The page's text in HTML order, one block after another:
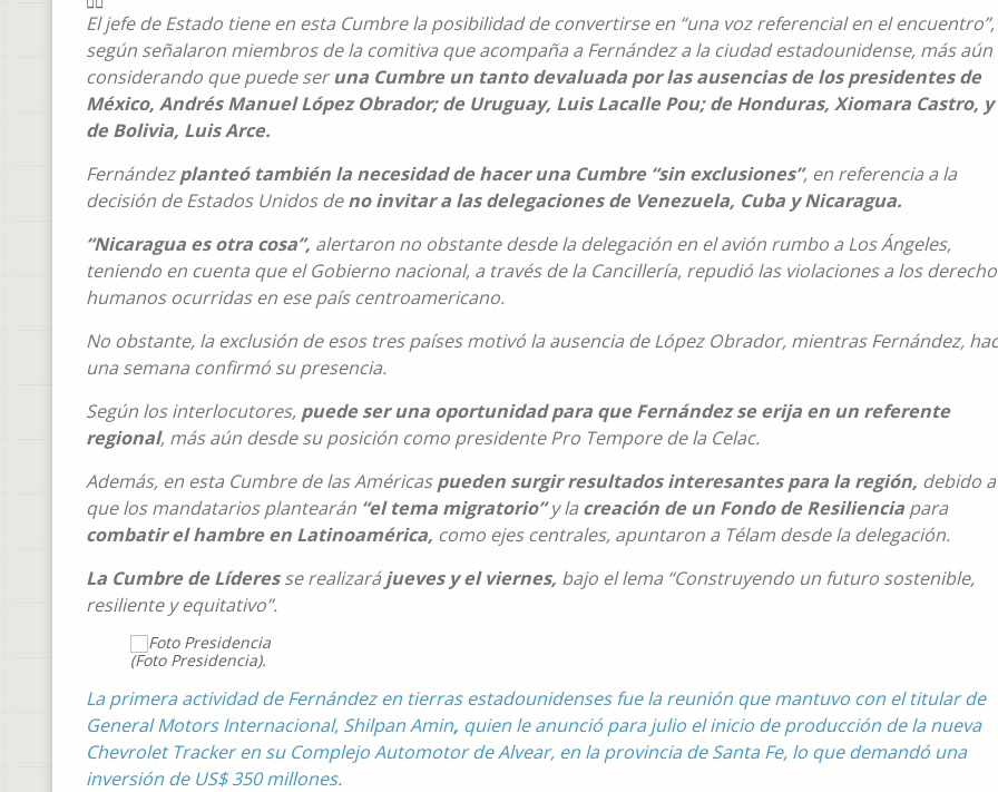
El jefe de Estado tiene en esta Cumbre la posibilidad de convertirse en “una voz referencial en el encuentro”,
según señalaron miembros de la comitiva que acompaña a Fernández a la ciudad estadounidense, más aún
considerando que puede seruna Cumbre un tanto devaluada por las ausencias de los presidentes de
México, Andrés Manuel López Obrador; de Uruguay, Luis Lacalle Pou; de Honduras, Xiomara Castro, y
de Bolivia, Luis Arce.
Fernándezplanteó también la necesidad de hacer una Cumbre “sin exclusiones”, en referencia a la
decisión de Estados Unidos deno invitar a las delegaciones de Venezuela, Cuba y Nicaragua.
“Nicaragua es otra cosa”, alertaron no obstante desde la delegación en el avión rumbo a Los Ángeles,
teniendo en cuenta que el Gobierno nacional, a través de la Cancillería, repudió las violaciones a los
humanos ocurridas en ese país centroamericano.
No obstante, la exclusión de esos tres países motivó la ausencia de López Obrador, mientras Fernández,
una semana confirmó su presencia.
Según los interlocutores, puede ser una oportunidad para que Fernández se erija en un referente
regional, más aún desde su posición como presidente Pro Tempore de la Celac.
Además, en esta Cumbre de las Américaspueden surgir resultados interesantes para la región, debido a
que los mandatarios plantearán “el tema migratorio”y la creación de un Fondo de Resiliencia para
combatir el hambre en Latinoamérica, como ejes centrales, apuntaron a Télam desde la delegación.
La Cumbre de Líderesse realizarájueves y el viernes, bajo el lema “Construyendo un futuro sostenible,
resiliente y equitativo”.
(Foto Presidencia).
La primera actividad de Fernández en tierras estadounidenses fue la reunión que mantuvo con el titular de
General Motors Internacional, Shilpan Amin, quien le anunció para julio el inicio de producción de la nueva
Chevrolet Tracker en su Complejo Automotor de Alvear, en la provincia de Santa Fe, lo que demandó una
inversión de US$ 350 millones.